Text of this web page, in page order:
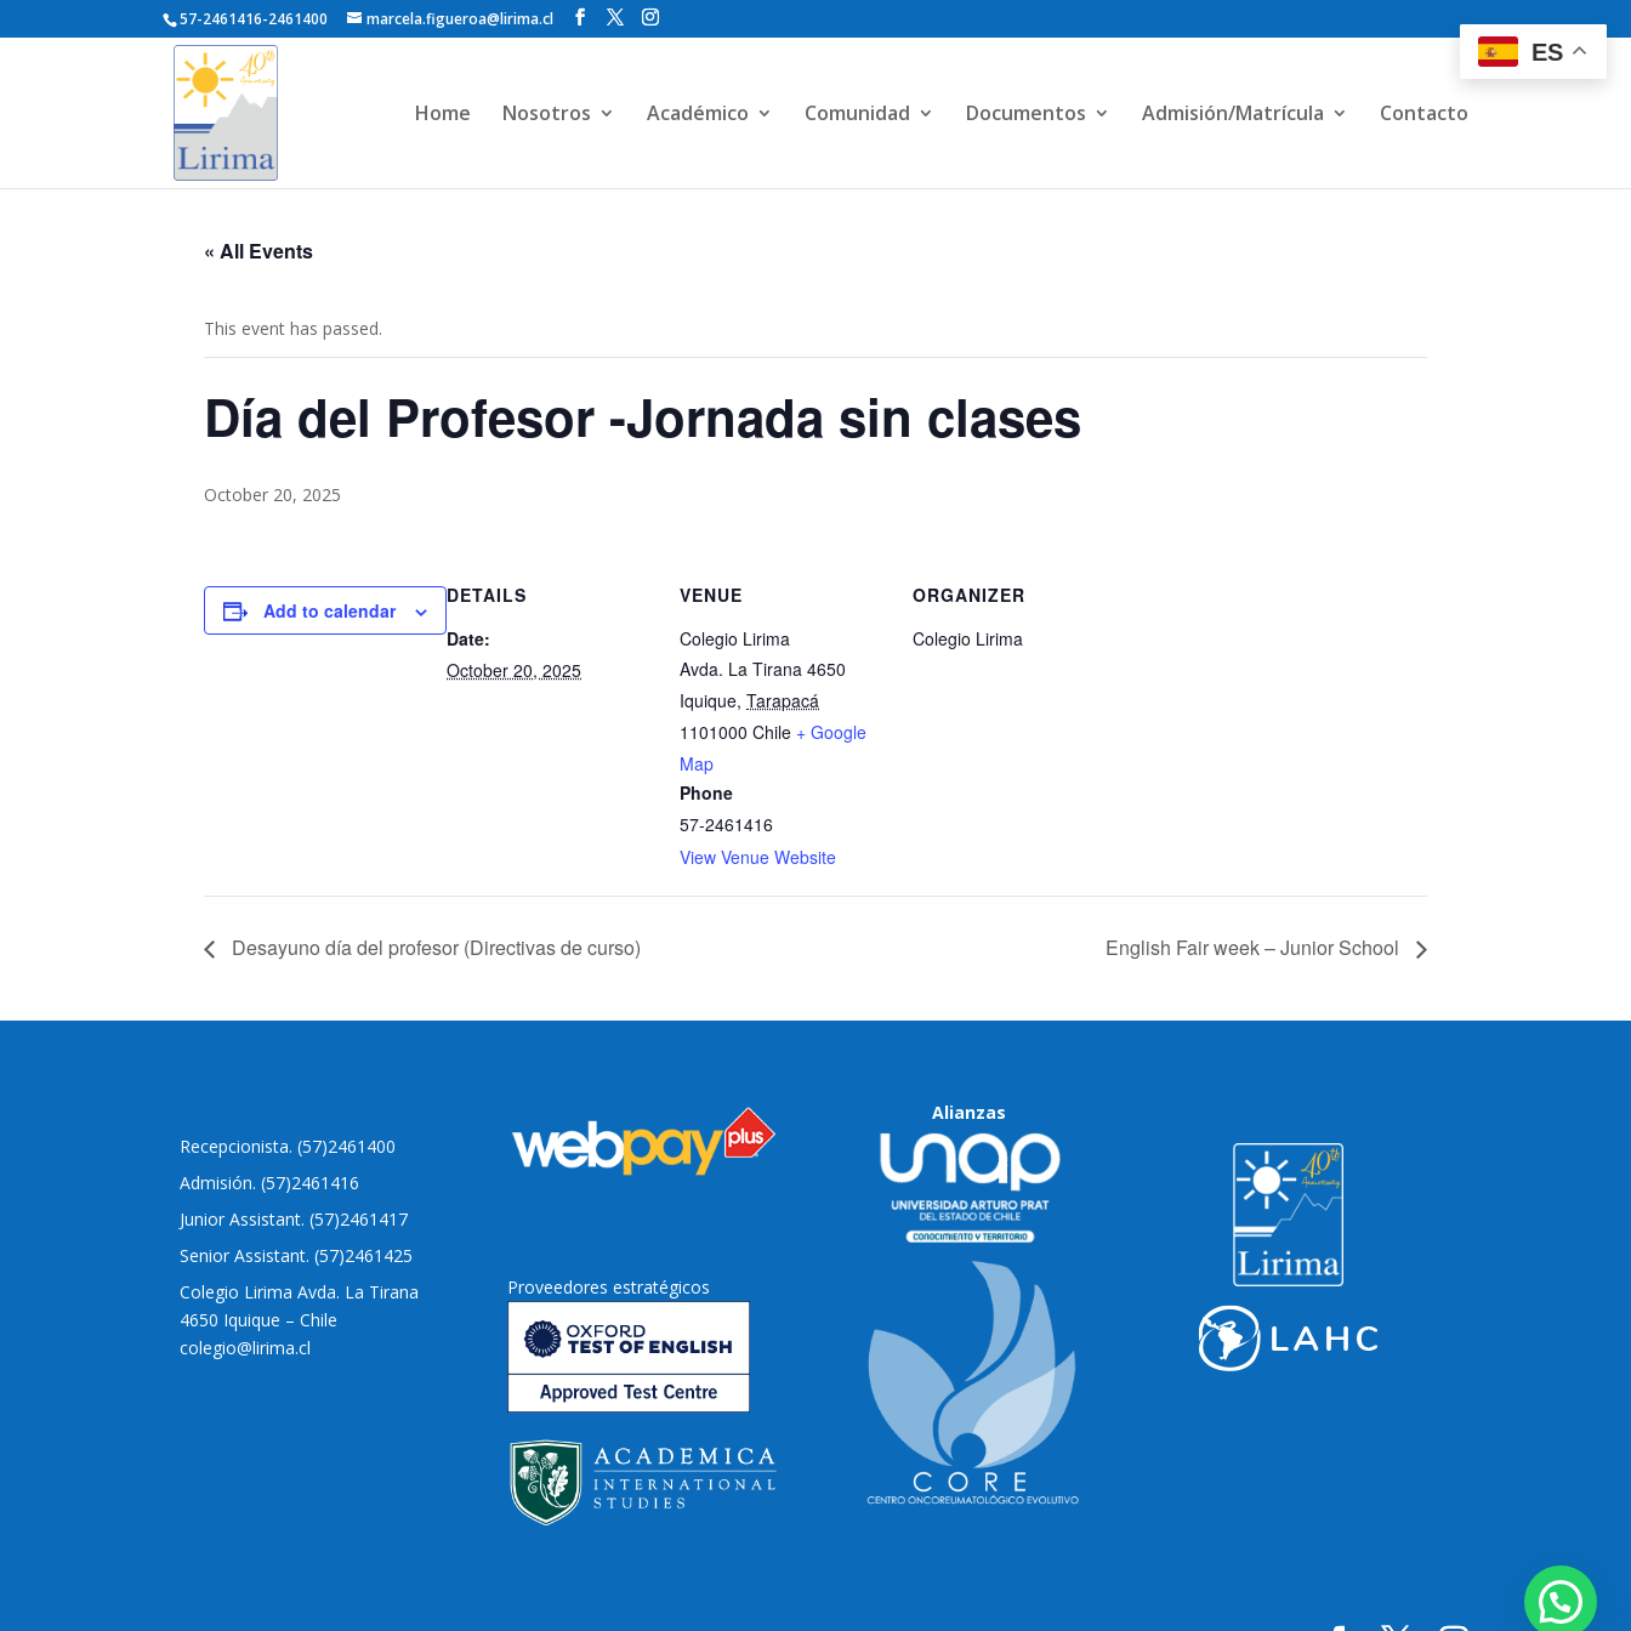
57-2461416-2461400 marcela.figueroa@lirima.cl
Home Nosotros Académico Comunidad Documentos Admisión/Matrícula Contacto
« All Events
This event has passed.
Día del Profesor -Jornada sin clases
October 20, 2025
Add to calendar
DETAILS
Date:
October 20, 2025
VENUE
Colegio Lirima
Avda. La Tirana 4650
Iquique, Tarapacá
1101000 Chile + Google
Map
Phone
57-2461416
View Venue Website
ORGANIZER
Colegio Lirima
Desayuno día del profesor (Directivas de curso) English Fair week – Junior School
Recepcionista. (57)2461400
Admisión. (57)2461416
Junior Assistant. (57)2461417
Senior Assistant. (57)2461425
Colegio Lirima Avda. La Tirana
4650 Iquique – Chile
colegio@lirima.cl
Proveedores estratégicos
Alianzas
ES